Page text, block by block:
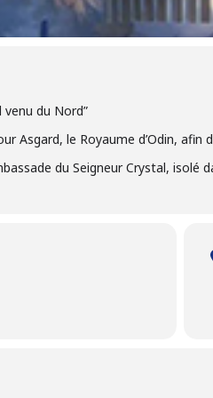
venu du Nord”
Asgard, le Royaume d’Odin, afin
du Seigneur Crystal, isolé